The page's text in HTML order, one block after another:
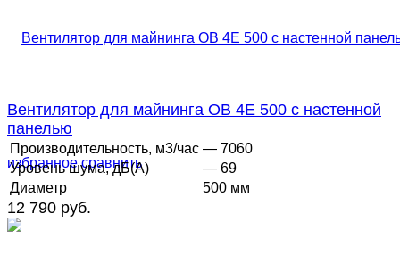
избранное сравнить
Вентилятор для майнинга ОВ 4Е 500 с настенной
панелью
Производительность, м3/час — 7060
Уровень шума, дБ(А)
— 69
Диаметр
500 мм
12 790 руб.